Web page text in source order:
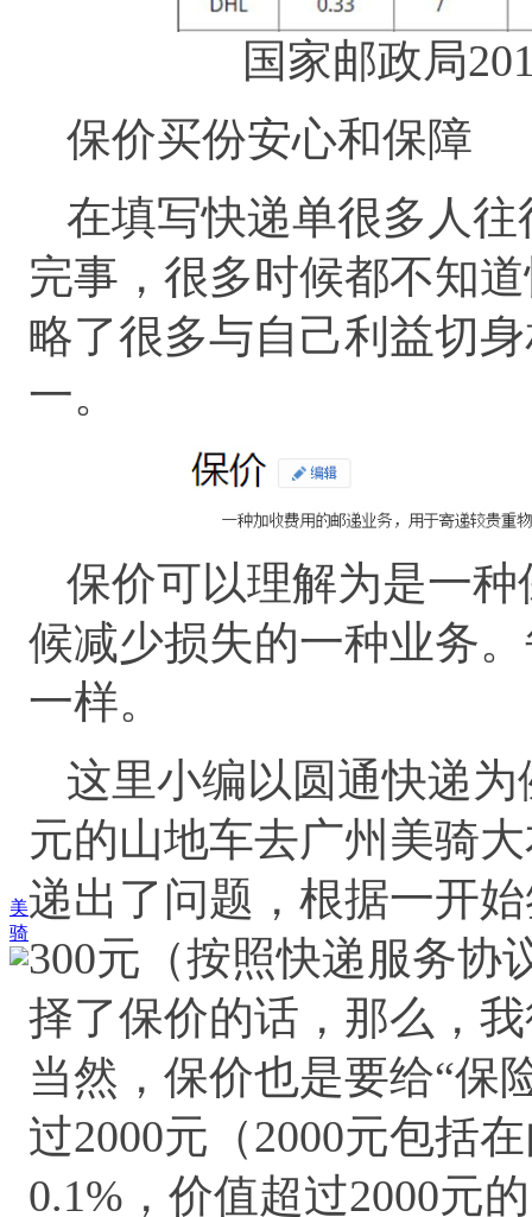
美
骑
国家邮政局
保价买份安心和保障
在填写快递单很多人
完事，很多时候都不知
略了很多与自己利益切
一。
保价可以理解为是一
候减少损失的一种业务
一样。
这里小编以圆通快递
元的山地车去广州美骑
递出了问题，根据一开
300元（按照快递服务协
择了保价的话，那么，
当然，保价也是要给“保
过2000元（2000元包括
0.1%，价值超过2000元